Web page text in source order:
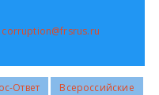
corruption@frsrus.ru
Ответ
Всероссийские